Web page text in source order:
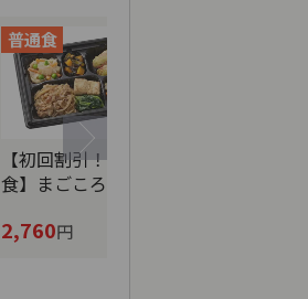
【初回割引！552円/
食】まごころおかず
2,760円